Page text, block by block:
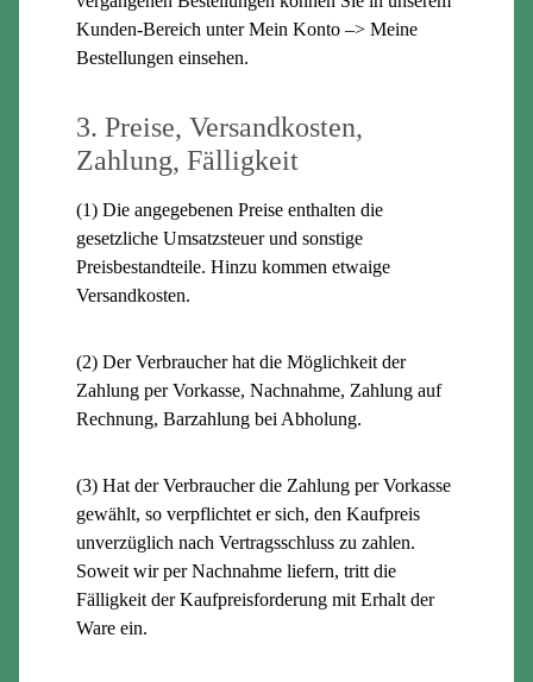
Kunden-Bereich unter Mein Konto –> Meine
Bestellungen einsehen.
3. Preise, Versandkosten,
Zahlung, Fälligkeit
(1) Die angegebenen Preise enthalten die
gesetzliche Umsatzsteuer und sonstige
Preisbestandteile. Hinzu kommen etwaige
Versandkosten.
(2) Der Verbraucher hat die Möglichkeit der
Zahlung per Vorkasse, Nachnahme, Zahlung auf
Rechnung, Barzahlung bei Abholung.
(3) Hat der Verbraucher die Zahlung per Vorkasse
gewählt, so verpflichtet er sich, den Kaufpreis
unverzüglich nach Vertragsschluss zu zahlen.
Soweit wir per Nachnahme liefern, tritt die
Fälligkeit der Kaufpreisforderung mit Erhalt der
Ware ein.